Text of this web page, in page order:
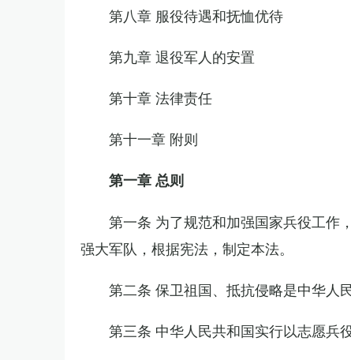
第八章 服役待遇和抚恤优待
第九章 退役军人的安置
第十章 法律责任
第十一章 附则
第一章 总则
第一条 为了规范和加强国家兵役工作
强大军队，根据宪法，制定本法。
第二条 保卫祖国、抵抗侵略是中华人
第三条 中华人民共和国实行以志愿兵